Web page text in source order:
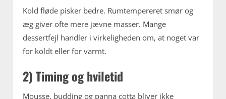
Kold fløde pisker bedre. Rumtempereret smør og
æg giver ofte mere jævne masser. Mange
dessertfejl handler i virkeligheden om, at noget var
for koldt eller for varmt.
2) Timing og hviletid
Mousse, budding og panna cotta bliver ikke